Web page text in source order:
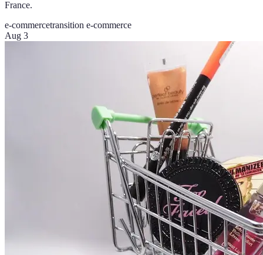
France.
e-commercetransition e-commerce
Aug 3